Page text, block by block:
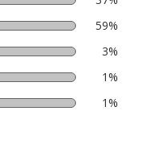
59%
3%
1%
1%